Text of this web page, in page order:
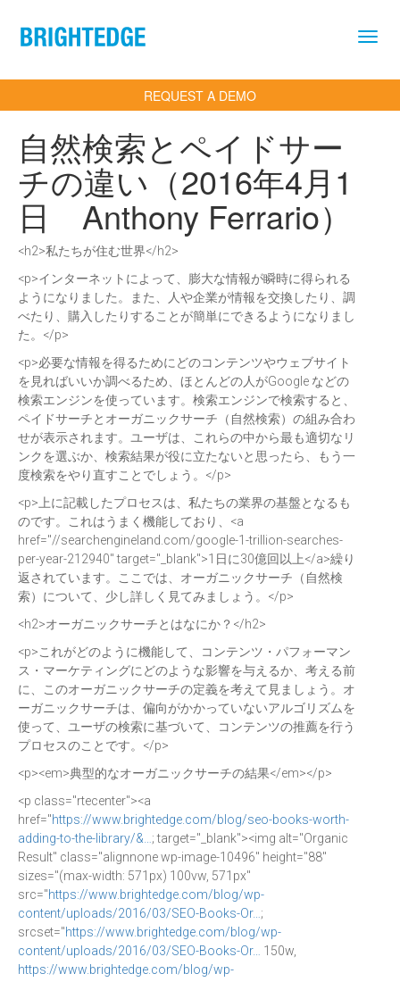
REQUEST A DEMO
自然検索とペイドサー
チの違い（2016年4月1
日 Anthony Ferrario）
<h2>私たちが住む世界</h2>
<p>インターネットによって、膨大な情報が瞬時に得られる
ようになりました。また、人や企業が情報を交換したり、調
べたり、購入したりすることが簡単にできるようになりまし
た。</p>
<p>必要な情報を得るためにどのコンテンツやウェブサイト
を見ればいいか調べるため、ほとんどの人がGoogle などの
検索エンジンを使っています。検索エンジンで検索すると、
ペイドサーチとオーガニックサーチ（自然検索）の組み合わ
せが表示されます。ユーザは、これらの中から最も適切なリ
ンクを選ぶか、検索結果が役に立たないと思ったら、もう一
度検索をやり直すことでしょう。</p>
<p>上に記載したプロセスは、私たちの業界の基盤となるも
のです。これはうまく機能しており、<a
href="//searchengineland.com/google-1-trillion-searches-
per-year-212940" target="_blank">1日に30億回以上</a>繰り
返されています。ここでは、オーガニックサーチ（自然検
索）について、少し詳しく見てみましょう。</p>
<h2>オーガニックサーチとはなにか？</h2>
<p>これがどのように機能して、コンテンツ・パフォーマン
ス・マーケティングにどのような影響を与えるか、考える前
に、このオーガニックサーチの定義を考えて見ましょう。オ
ーガニックサーチは、偏向がかかっていないアルゴリズムを
使って、ユーザの検索に基づいて、コンテンツの推薦を行う
プロセスのことです。</p>
<p><em>典型的なオーガニックサーチの結果</em></p>
<p class="rtecenter"><a
href="https://www.brightedge.com/blog/seo-books-worth-
adding-to-the-library/&… ; target="_blank"><img alt="Organic
Result" class="alignnone wp-image-10496" height="88"
sizes="(max-width: 571px) 100vw, 571px"
src="https://www.brightedge.com/blog/wp-
content/uploads/2016/03/SEO-Books-Or… ;
srcset="https://www.brightedge.com/blog/wp-
content/uploads/2016/03/SEO-Books-Or…
150w,
https://www.brightedge.com/blog/wp-